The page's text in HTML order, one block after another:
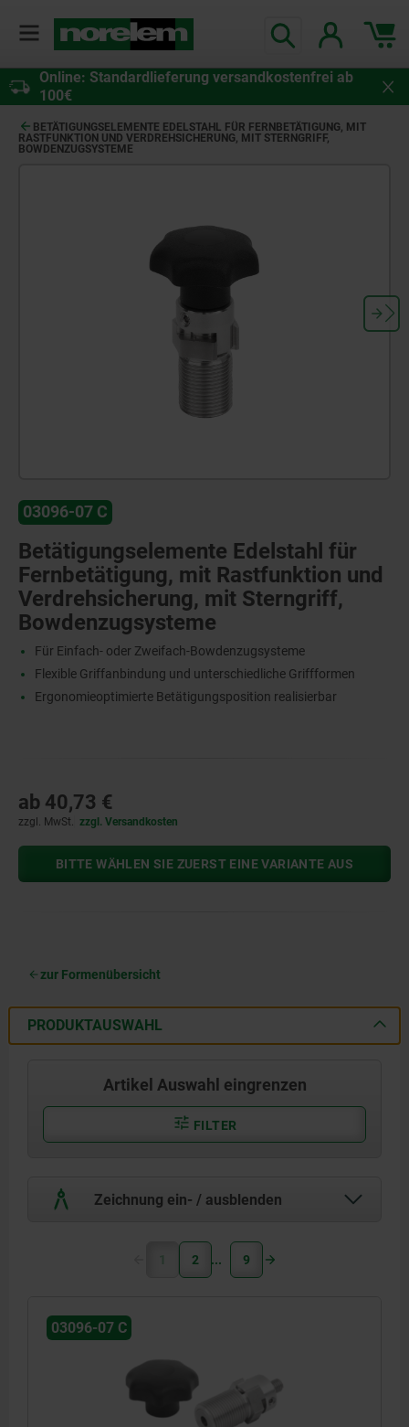
Online: Standardlieferung versandkostenfrei ab
100€
BETÄTIGUNGSELEMENTE EDELSTAHL FÜR FERNBETÄTIGUNG, MIT
RASTFUNKTION UND VERDREHSICHERUNG, MIT STERNGRIFF,
BOWDENZUGSYSTEME
03096-07 C
Betätigungselemente Edelstahl für
Fernbetätigung, mit Rastfunktion und
Verdrehsicherung, mit Sterngriff,
Bowdenzugsysteme
Für Einfach- oder Zweifach-Bowdenzugsysteme
Flexible Griffanbindung und unterschiedliche Griffformen
Ergonomieoptimierte Betätigungsposition realisierbar
ab 40,73 €
zzgl. MwSt. zzgl. Versandkosten
BITTE WÄHLEN SIE ZUERST EINE VARIANTE AUS
zur Formenübersicht
PRODUKTAUSWAHL
Artikel Auswahl eingrenzen
FILTER
Zeichnung ein- / ausblenden
1 2 9
03096-07 C